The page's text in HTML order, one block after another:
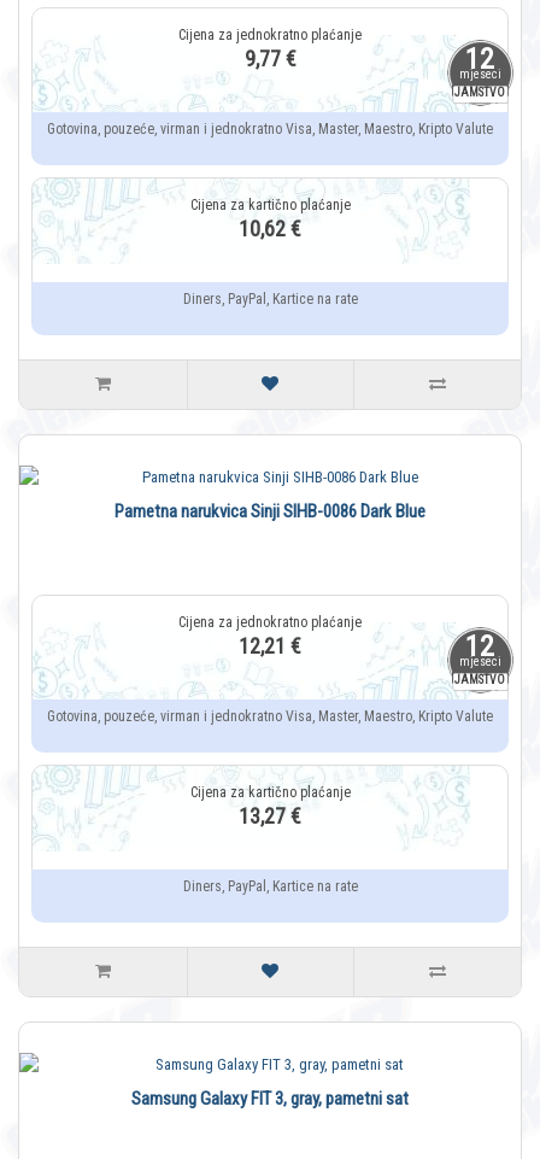
12
mjeseci
JAMSTVO
9,77 €
Gotovina, pouzeće, virman i jednokratno Visa, Master, Maestro, Kripto Valute
10,62 €
Diners, PayPal, Kartice na rate
12
mjeseci
JAMSTVO
Pametna narukvica Sinji SIHB-0086 Dark Blue
12,21 €
Gotovina, pouzeće, virman i jednokratno Visa, Master, Maestro, Kripto Valute
13,27 €
Diners, PayPal, Kartice na rate
Samsung Galaxy FIT 3, gray, pametni sat